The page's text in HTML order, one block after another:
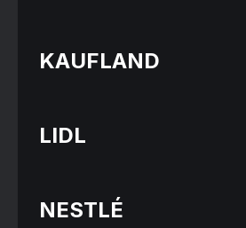
KAUFLAND
LIDL
NESTLÉ